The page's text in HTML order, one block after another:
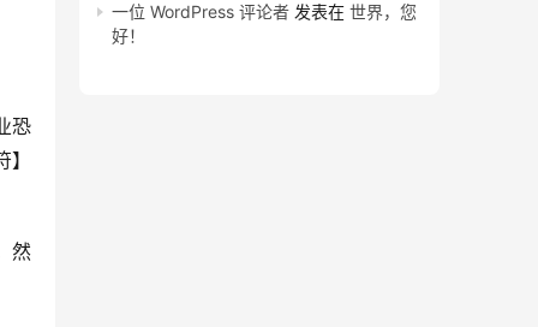
恐
然
一位 WordPress 评论者 发表在 世界，您
好！